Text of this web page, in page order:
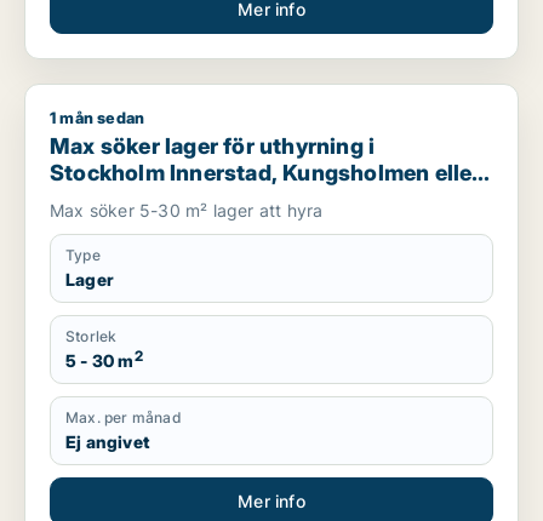
Mer info
Max söker lager för uthyrning i Stockholm Innerstad,
1 mån sedan
Max söker lager för uthyrning i
Stockholm Innerstad, Kungsholmen eller
Vasastan m.fl.
Max söker 5-30 m² lager att hyra
Type
Lager
Storlek
5 - 30 m2
Max. per månad
Ej angivet
Mer info